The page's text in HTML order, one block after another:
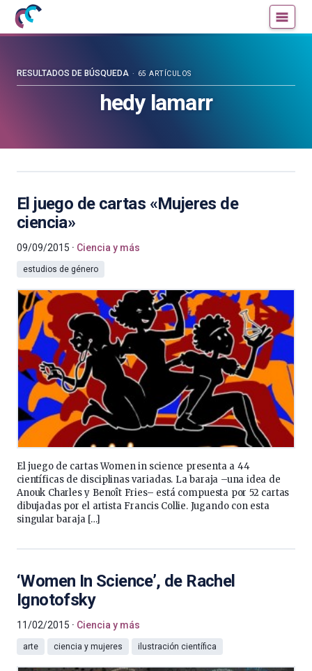
Mujeres
con
blog
hedy lamarr
RESULTADOS DE BÚSQUEDA 65 ARTÍCULOS
El juego de cartas «Mujeres de
ciencia»
09/09/2015 Ciencia y más
estudios de género
El juego de cartas Women in science presenta a 44
científicas de disciplinas variadas. La baraja –una idea de
Anouk Charles y Benoît Fries– está compuesta por 52 cartas
dibujadas por el artista Francis Collie. Jugando con esta
singular baraja […]
‘Women In Science’, de Rachel
Ignotofsky
11/02/2015 Ciencia y más
arte ciencia y mujeres ilustración científica